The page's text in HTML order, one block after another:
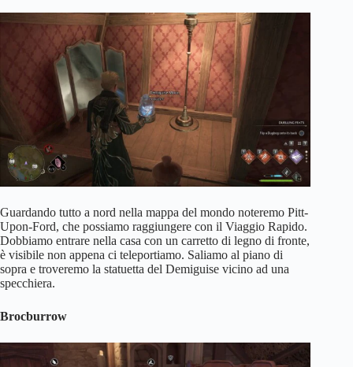
Guardando tutto a nord nella mappa del mondo noteremo Pitt-
Upon-Ford, che possiamo raggiungere con il Viaggio Rapido.
Dobbiamo entrare nella casa con un carretto di legno di fronte,
è visibile non appena ci teleportiamo. Saliamo al piano di
sopra e troveremo la statuetta del Demiguise vicino ad una
specchiera.
Brocburrow